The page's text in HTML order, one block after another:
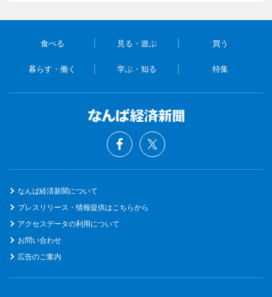
食べる 見る・遊ぶ 買う
暮らす・働く 学ぶ・知る 特集
なんば経済新聞について
プレスリリース・情報提供はこちらから
アクセスデータの利用について
お問い合わせ
広告のご案内